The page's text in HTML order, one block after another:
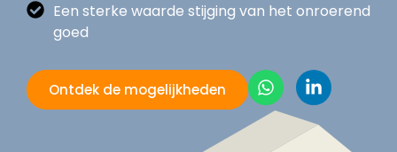
Een sterke waarde stijging van het onroerend
goed
Ontdek de mogelijkheden